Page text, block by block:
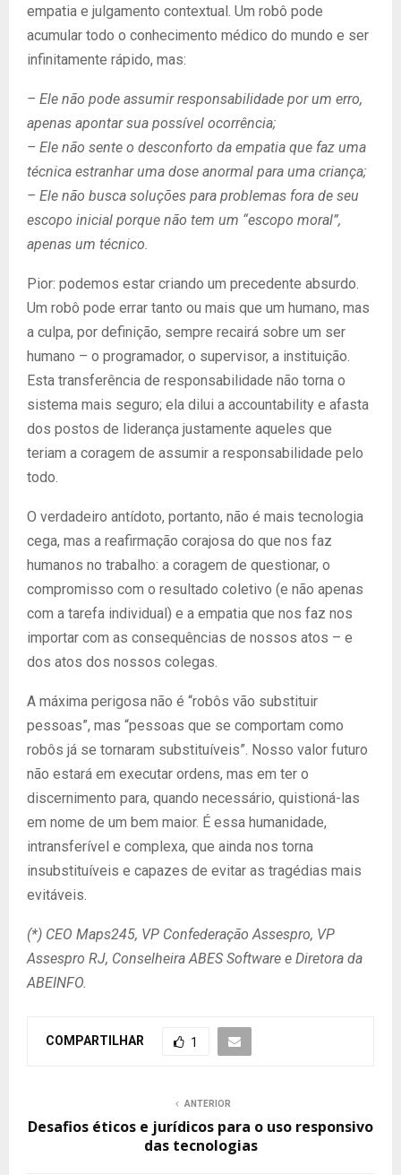
empatia e julgamento contextual. Um robô pode
acumular todo o conhecimento médico do mundo e ser
infinitamente rápido, mas:
– Ele não pode assumir responsabilidade por um erro,
apenas apontar sua possível ocorrência;
– Ele não sente o desconforto da empatia que faz uma
técnica estranhar uma dose anormal para uma criança;
– Ele não busca soluções para problemas fora de seu
escopo inicial porque não tem um “escopo moral”,
apenas um técnico.
Pior: podemos estar criando um precedente absurdo.
Um robô pode errar tanto ou mais que um humano, mas
a culpa, por definição, sempre recairá sobre um ser
humano – o programador, o supervisor, a instituição.
Esta transferência de responsabilidade não torna o
sistema mais seguro; ela dilui a accountability e afasta
dos postos de liderança justamente aqueles que
teriam a coragem de assumir a responsabilidade pelo
todo.
O verdadeiro antídoto, portanto, não é mais tecnologia
cega, mas a reafirmação corajosa do que nos faz
humanos no trabalho: a coragem de questionar, o
compromisso com o resultado coletivo (e não apenas
com a tarefa individual) e a empatia que nos faz nos
importar com as consequências de nossos atos – e
dos atos dos nossos colegas.
A máxima perigosa não é “robôs vão substituir
pessoas”, mas “pessoas que se comportam como
robôs já se tornaram substituíveis”. Nosso valor futuro
não estará em executar ordens, mas em ter o
discernimento para, quando necessário, quistioná-las
em nome de um bem maior. É essa humanidade,
intransferível e complexa, que ainda nos torna
insubstituíveis e capazes de evitar as tragédias mais
evitáveis.
(*) CEO Maps245, VP Confederação Assespro, VP
Assespro RJ, Conselheira ABES Software e Diretora da
ABEINFO.
COMPARTILHAR 1
ANTERIOR
Desafios éticos e jurídicos para o uso responsivo
das tecnologias